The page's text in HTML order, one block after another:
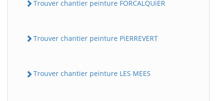
Trouver chantier peinture FORCALQUiER
Trouver chantier peinture PiERREVERT
Trouver chantier peinture LES MEES